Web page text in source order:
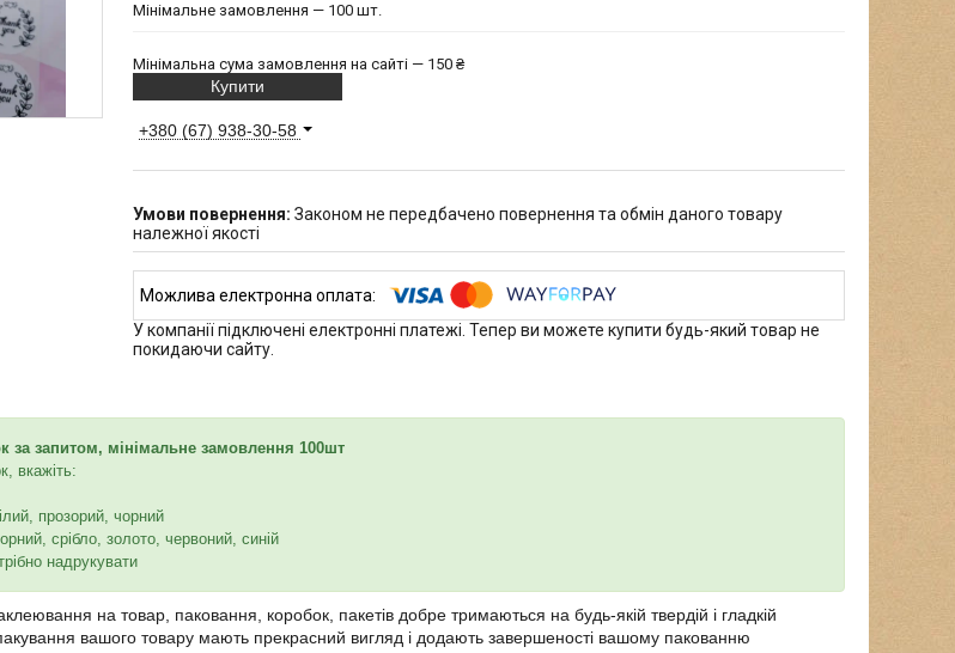
Мінімальне замовлення — 100 шт.
Мінімальна сума замовлення на сайті — 150 ₴
Купити
+380 (67) 938-30-58
Законом не передбачено повернення та обмін даного товару
належної якості
У компанії підключені електронні платежі. Тепер ви можете купити будь-який товар не
покидаючи сайту.
за запитом, мінімальне замовлення 100шт
вкажіть:
прозорий, чорний
срібло, золото, червоний, синій
надрукувати
на товар, паковання, коробок, пакетів добре тримаються на будь-якій твердій і гладкій
вашого товару мають прекрасний вигляд і додають завершеності вашому пакованню